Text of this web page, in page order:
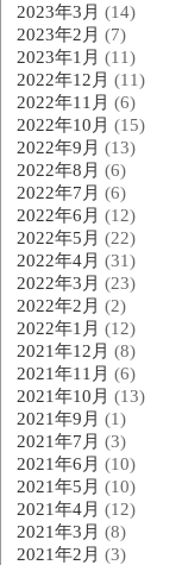
2023年3月 (14)
2023年2月 (7)
2023年1月 (11)
2022年12月 (11)
2022年11月 (6)
2022年10月 (15)
2022年9月 (13)
2022年8月 (6)
2022年7月 (6)
2022年6月 (12)
2022年5月 (22)
2022年4月 (31)
2022年3月 (23)
2022年2月 (2)
2022年1月 (12)
2021年12月 (8)
2021年11月 (6)
2021年10月 (13)
2021年9月 (1)
2021年7月 (3)
2021年6月 (10)
2021年5月 (10)
2021年4月 (12)
2021年3月 (8)
2021年2月 (3)